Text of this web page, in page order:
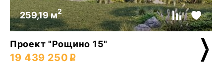
259,19 м2
Проект "Рощино 15"
19 439 250